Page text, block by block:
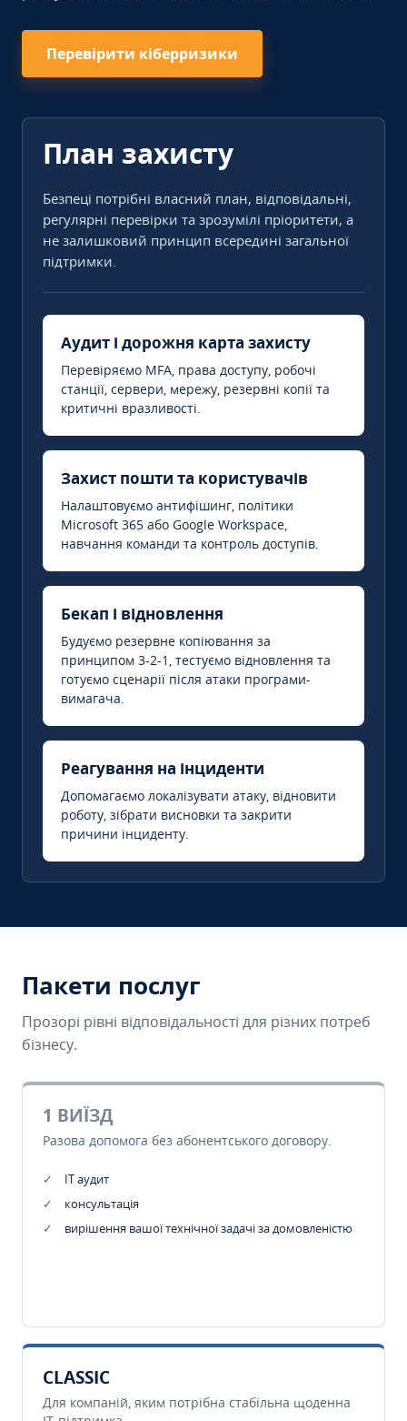
Перевірити кіберризики
План захисту
Безпеці потрібні власний план, відповідальні,
регулярні перевірки та зрозумілі пріоритети, а
не залишковий принцип всередині загальної
підтримки.
Аудит і дорожня карта захисту
Перевіряємо MFA, права доступу, робочі
станції, сервери, мережу, резервні копії та
критичні вразливості.
Захист пошти та користувачів
Налаштовуємо антифішинг, політики
Microsoft 365 або Google Workspace,
навчання команди та контроль доступів.
Бекап і відновлення
Будуємо резервне копіювання за
принципом 3-2-1, тестуємо відновлення та
готуємо сценарії після атаки програми-
вимагача.
Реагування на інциденти
Допомагаємо локалізувати атаку, відновити
роботу, зібрати висновки та закрити
причини інциденту.
Пакети послуг
Прозорі рівні відповідальності для різних потреб
бізнесу.
1 ВИЇЗД
Разова допомога без абонентського договору.
IT аудит
консультація
вирішення вашої технічної задачі за домовленістю
CLASSIC
Для компаній, яким потрібна стабільна щоденна